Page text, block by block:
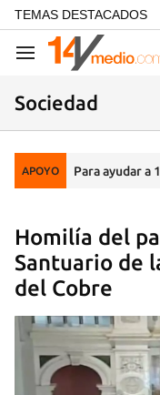
common.go-to-content
TEMAS DESTACADOS
Navegación
Sociedad
APOYO Para ayudar a
Homilía del
Santuario de
del Cobre